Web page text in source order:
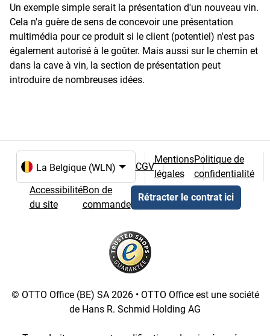
Un exemple simple serait la présentation d'un nouveau vin.
Cela n'a guère de sens de concevoir une présentation
multimédia pour ce produit si le client (potentiel) n'est pas
également autorisé à le goûter. Mais aussi sur le chemin et
dans la cave à vin, la section de présentation peut
introduire de nombreuses idées.
Choix de la langue et du pays
CGV
Mentions
légales
Politique de
confidentialité
Accessibilité
du site
Bon de
commande
Rétracter le contrat ici
© OTTO Office (BE) SA 2026 • OTTO Office est une société
de Hans R. Schmid Holding AG